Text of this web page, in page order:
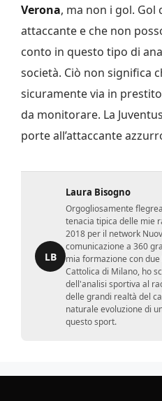
Verona, ma non i gol. Gol
attaccante e che non
conto in questo tipo di
società. Ciò non significa
sicuramente via in
da monitorare. La
porte all’attaccante
LB
Laura Bisogno
Orgogliosamente
tenacia tipica delle mie
2018 per il network
comunicazione a 360
mia formazione con
Cattolica di Milano, ho
dell'analisi sportiva al
delle grandi realtà del
naturale evoluzione di
questo sport.